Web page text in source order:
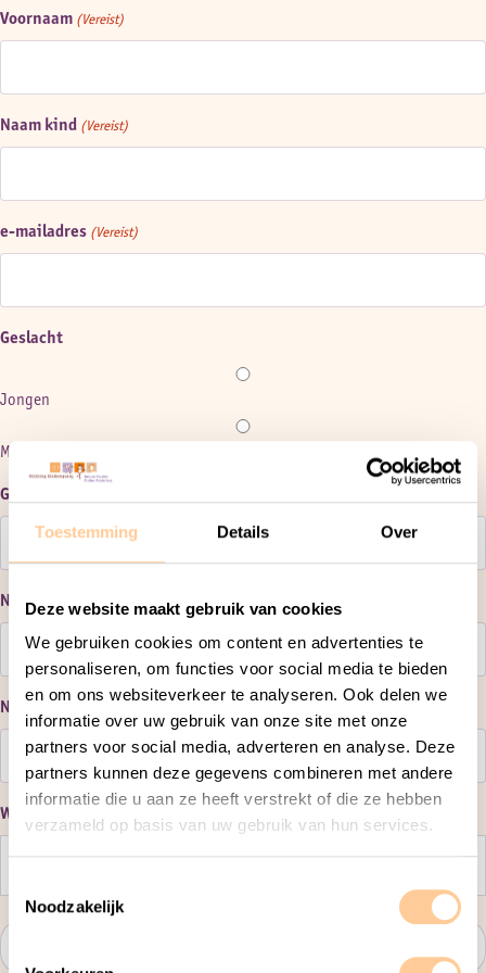
Toestemming Details Over
Deze website maakt gebruik van cookies
We gebruiken cookies om content en advertenties te
personaliseren, om functies voor social media te bieden
en om ons websiteverkeer te analyseren. Ook delen we
informatie over uw gebruik van onze site met onze
partners voor social media, adverteren en analyse. Deze
partners kunnen deze gegevens combineren met andere
informatie die u aan ze heeft verstrekt of die ze hebben
verzameld op basis van uw gebruik van hun services.
Noodzakelijk
Voornaam (Vereist)
Naam kind (Vereist)
e-mailadres (Vereist)
Geslacht
Jongen
Meisje
Geboortedatum
MM
slash
Naam locatie kind (Vereist)
Naam groep kind
Welke wijziging wil je doorgeven?